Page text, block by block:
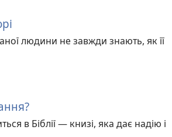
людини не завжди знають, як її
в Біблії — книзі, яка дає надію і